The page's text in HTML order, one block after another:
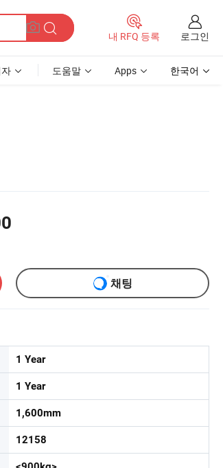
내 RFQ 등록 로그인
도움말 Apps 한국어
채팅
1 Year
1 Year
1,600mm
12158